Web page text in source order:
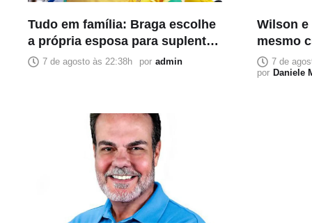
Tudo em família: Braga escolhe
a própria esposa para suplente
e coloca confiança acima da
7 de agosto às 22:38h por admin
Wilson e
mesmo
7 de
por Daniele